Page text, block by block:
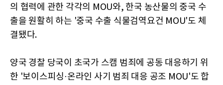
의 협력에 관한 각각의 MOU와, 한국 농산물의 중국 수
출을 원활히 하는 '중국 수출 식물검역요건 MOU'도 체
결됐다.
양국 경찰 당국이 초국가 스캠 범죄에 공동 대응하기 위
한 '보이스피싱·온라인 사기 범죄 대응 공조 MOU'도 합